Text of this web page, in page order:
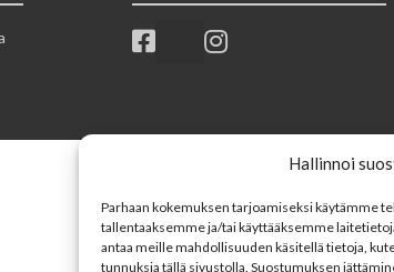
Hallinnoi
Parhaan kokemuksen tarjoamiseksi käytämme
tallentaaksemme ja/tai käyttääksemme
antaa meille mahdollisuuden käsitellä tietoja,
tunnuksia tällä sivustolla. Suostumuksen